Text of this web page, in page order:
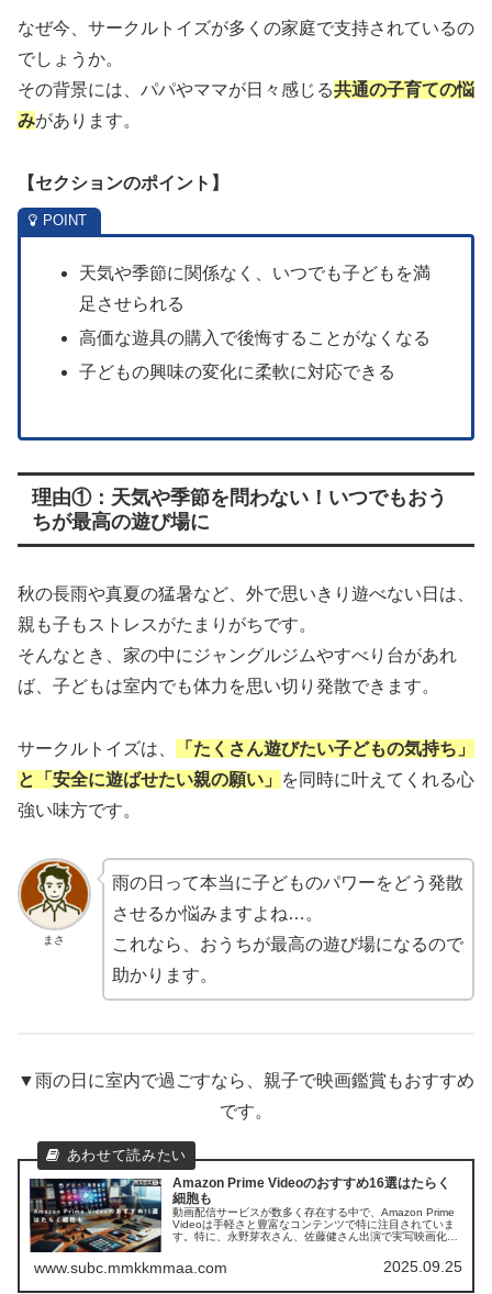
なぜ今、サークルトイズが多くの家庭で支持されているの
でしょうか。
その背景には、パパやママが日々感じる共通の子育ての悩
みがあります。
【セクションのポイント】
天気や季節に関係なく、いつでも子どもを満
足させられる
高価な遊具の購入で後悔することがなくなる
子どもの興味の変化に柔軟に対応できる
理由①：天気や季節を問わない！いつでもおう
ちが最高の遊び場に
秋の長雨や真夏の猛暑など、外で思いきり遊べない日は、
親も子もストレスがたまりがちです。
そんなとき、家の中にジャングルジムやすべり台があれ
ば、子どもは室内でも体力を思い切り発散できます。
サークルトイズは、
「たくさん遊びたい子どもの気持ち」
と「安全に遊ばせたい親の願い」
を同時に叶えてくれる心
強い味方です。
まさ
雨の日って本当に子どものパワーをどう発散
させるか悩みますよね…。
これなら、おうちが最高の遊び場になるので
助かります。
▼雨の日に室内で過ごすなら、親子で映画鑑賞もおすすめ
です。
Amazon Prime Videoのおすすめ16選はたらく
細胞も
動画配信サービスが数多く存在する中で、Amazon Prime
Videoは手軽さと豊富なコンテンツで特に注目されていま
す。特に、永野芽衣さん、佐藤健さん出演で実写映画化さ
www.subc.mmkkmmaa.com 2025.09.25